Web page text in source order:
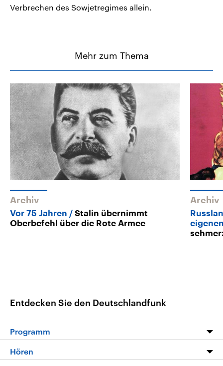
Verbrechen des Sowjetregimes allein.
Mehr zum Thema
Archiv
Vor 75 Jahren
Stalin übernimmt
Oberbefehl über die Rote Armee
Archiv
Entdecken Sie den Deutschlandfunk
Programm
Programm
Hören